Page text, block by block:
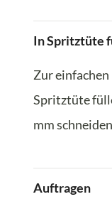
In Spritztüte
Zur
Spritztüte
mm
Auftragen